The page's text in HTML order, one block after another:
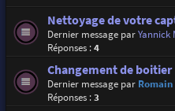
Nettoyage de votre
Dernier message parYannick
Réponses :4
Changement de boitier
Dernier message par
Réponses :3